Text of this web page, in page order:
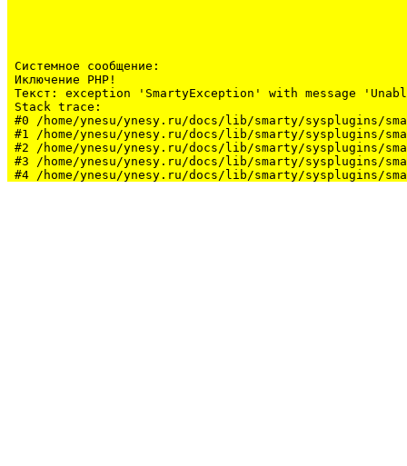
Системное сообщение:
Иключение PHP!
Текст: exception 'SmartyException' with message
Stack trace:
#0 /home/ynesu/ynesy.ru/docs/lib/smarty/sysplugins/
#1 /home/ynesu/ynesy.ru/docs/lib/smarty/sysplugins/
#2 /home/ynesu/ynesy.ru/docs/lib/smarty/sysplugins/
#3 /home/ynesu/ynesy.ru/docs/lib/smarty/sysplugins/
#4 /home/ynesu/ynesy.ru/docs/lib/smarty/sysplugins/